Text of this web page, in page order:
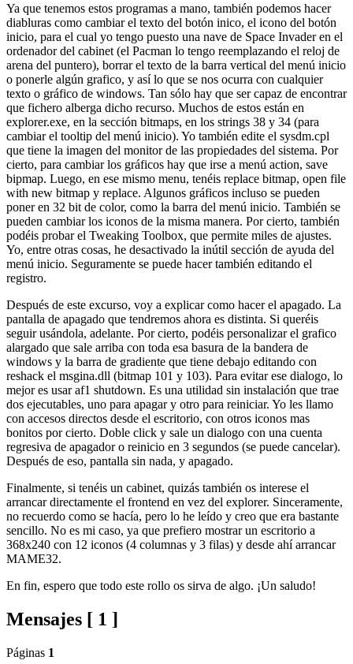
Ya que tenemos estos programas a mano, también podemos hacer
diabluras como cambiar el texto del botón inico, el icono del botón
inicio, para el cual yo tengo puesto una nave de Space Invader en el
ordenador del cabinet (el Pacman lo tengo reemplazando el reloj de
arena del puntero), borrar el texto de la barra vertical del menú inicio
o ponerle algún grafico, y así lo que se nos ocurra con cualquier
texto o gráfico de windows. Tan sólo hay que ser capaz de encontrar
que fichero alberga dicho recurso. Muchos de estos están en
explorer.exe, en la sección bitmaps, en los strings 38 y 34 (para
cambiar el tooltip del menú inicio). Yo también edite el sysdm.cpl
que tiene la imagen del monitor de las propiedades del sistema. Por
cierto, para cambiar los gráficos hay que irse a menú action, save
bipmap. Luego, en ese mismo menu, tenéis replace bitmap, open file
with new bitmap y replace. Algunos gráficos incluso se pueden
poner en 32 bit de color, como la barra del menú inicio. También se
pueden cambiar los iconos de la misma manera. Por cierto, también
podéis probar el Tweaking Toolbox, que permite miles de ajustes.
Yo, entre otras cosas, he desactivado la inútil sección de ayuda del
menú inicio. Seguramente se puede hacer también editando el
registro.
Después de este excurso, voy a explicar como hacer el apagado. La
pantalla de apagado que tendremos ahora es distinta. Si queréis
seguir usándola, adelante. Por cierto, podéis personalizar el grafico
alargado que sale arriba con toda esa basura de la bandera de
windows y la barra de gradiente que tiene debajo editando con
reshack el msgina.dll (bitmap 101 y 103). Para evitar ese dialogo, lo
mejor es usar af1 shutdown. Es una utilidad sin instalación que trae
dos ejecutables, uno para apagar y otro para reiniciar. Yo les llamo
con accesos directos desde el escritorio, con otros iconos mas
bonitos por cierto. Doble click y sale un dialogo con una cuenta
regresiva de apagador o reinicio en 3 segundos (se puede cancelar).
Después de eso, pantalla sin nada, y apagado.
Finalmente, si tenéis un cabinet, quizás también os interese el
arrancar directamente el frontend en vez del explorer. Sinceramente,
no recuerdo como se hacía, pero lo he leído y creo que era bastante
sencillo. No es mi caso, ya que prefiero mostrar un escritorio a
368x240 con 12 iconos (4 columnas y 3 filas) y desde ahí arrancar
MAME32.
En fin, espero que todo este rollo os sirva de algo. ¡Un saludo!
Mensajes [ 1 ]
Páginas 1